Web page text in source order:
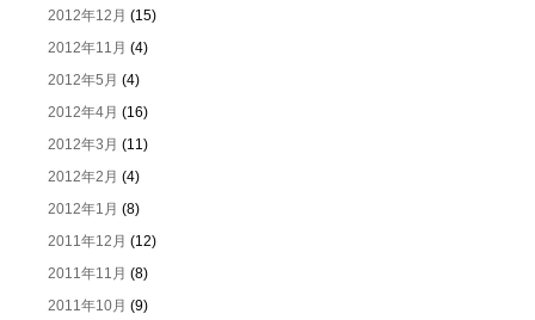
2012年12月 (15)
2012年11月 (4)
2012年5月 (4)
2012年4月 (16)
2012年3月 (11)
2012年2月 (4)
2012年1月 (8)
2011年12月 (12)
2011年11月 (8)
2011年10月 (9)